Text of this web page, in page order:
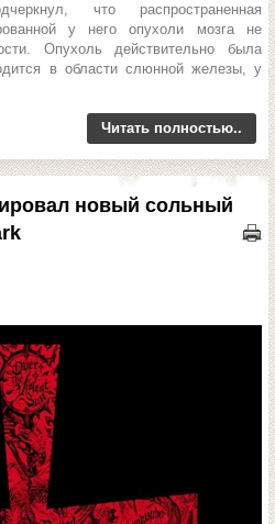
что распространенная
у него опухоли мозга не
Опухоль действительно была
в области слюнной железы, у
Читать полностью..
новый сольный